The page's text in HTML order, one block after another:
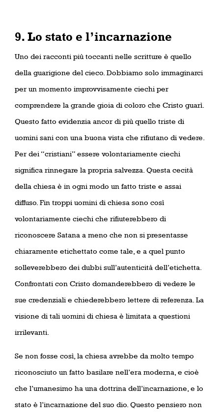
9. Lo stato e l’incarnazione
Uno dei racconti più toccanti nelle scritture è quello
della guarigione del cieco. Dobbiamo solo immaginarci
per un momento improvvisamente ciechi per
comprendere la grande gioia di coloro che Cristo guarì.
Questo fatto evidenzia ancor di più quello triste di
uomini sani con una buona vista che rifiutano di vedere.
Per dei “cristiani” essere volontariamente ciechi
significa rinnegare la propria salvezza. Questa cecità
della chiesa è in ogni modo un fatto triste e assai
diffuso. Fin troppi uomini di chiesa sono così
volontariamente ciechi che rifiuterebbero di
riconoscere Satana a meno che non si presentasse
chiaramente etichettato come tale, e a quel punto
solleverebbero dei dubbi sull’autenticità dell’etichetta.
Confrontati con Cristo domanderebbero di vedere le
sue credenziali e chiederebbero lettere di referenza. La
visione di tali uomini di chiesa è limitata a questioni
irrilevanti.
Se non fosse così, la chiesa avrebbe da molto tempo
riconosciuto un fatto basilare nell’era moderna, e cioè
che l’umanesimo ha una dottrina dell’incarnazione, e lo
stato è l’incarnazione del suo dio. Questo pensiero non